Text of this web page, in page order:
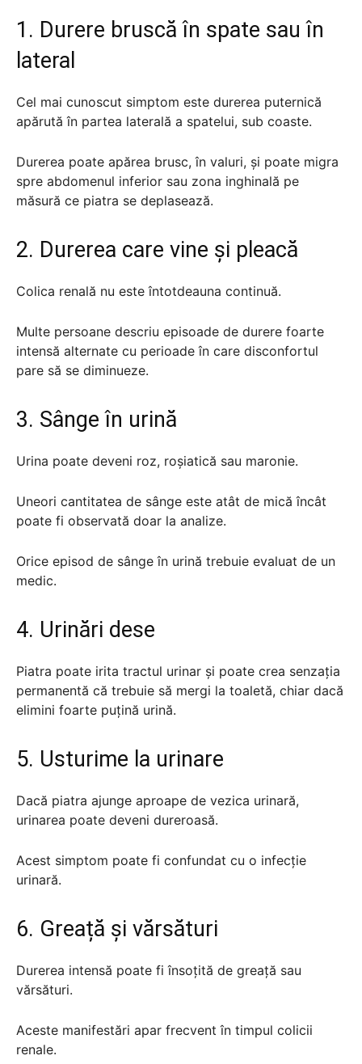
1. Durere bruscă în spate sau în
lateral
Cel mai cunoscut simptom este durerea puternică
apărută în partea laterală a spatelui, sub coaste.
Durerea poate apărea brusc, în valuri, și poate migra
spre abdomenul inferior sau zona inghinală pe
măsură ce piatra se deplasează.
2. Durerea care vine și pleacă
Colica renală nu este întotdeauna continuă.
Multe persoane descriu episoade de durere foarte
intensă alternate cu perioade în care disconfortul
pare să se diminueze.
3. Sânge în urină
Urina poate deveni roz, roșiatică sau maronie.
Uneori cantitatea de sânge este atât de mică încât
poate fi observată doar la analize.
Orice episod de sânge în urină trebuie evaluat de un
medic.
4. Urinări dese
Piatra poate irita tractul urinar și poate crea senzația
permanentă că trebuie să mergi la toaletă, chiar dacă
elimini foarte puțină urină.
5. Usturime la urinare
Dacă piatra ajunge aproape de vezica urinară,
urinarea poate deveni dureroasă.
Acest simptom poate fi confundat cu o infecție
urinară.
6. Greață și vărsături
Durerea intensă poate fi însoțită de greață sau
vărsături.
Aceste manifestări apar frecvent în timpul colicii
renale.